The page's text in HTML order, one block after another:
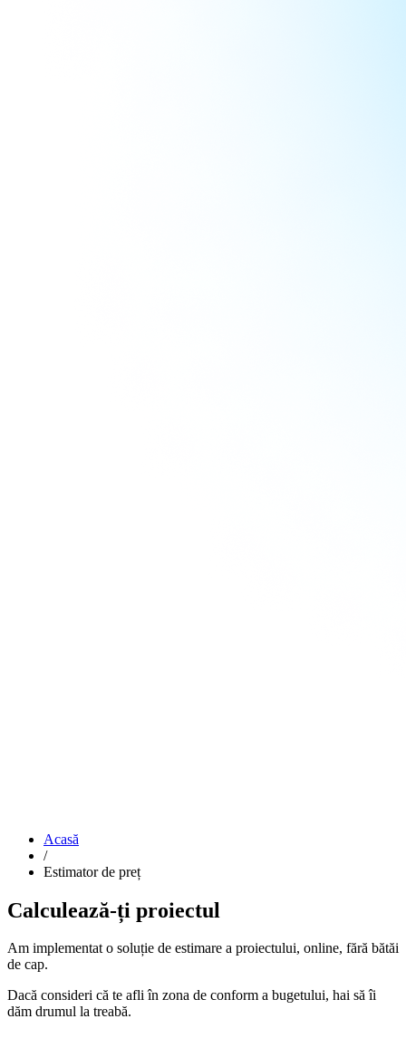
Acasă
/
Estimator de preț
Calculează-ți proiectul
Am implementat o soluție de estimare a proiectului, online, fără bătăi
de cap.
Dacă consideri că te afli în zona de conform a bugetului, hai să îi
dăm drumul la treabă.